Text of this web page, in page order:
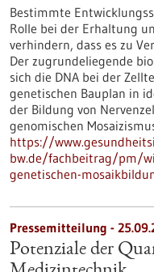
Bestimmte
Rolle bei der Erhaltung
verhindern, dass es zu
Der zugrundeliegende
sich die DNA bei der
genetischen Bauplan in
der Bildung von
genomischen
https://
bw.de/fachbeitrag/pm/
genetischen-
Pressemitteilung -
Potenziale der